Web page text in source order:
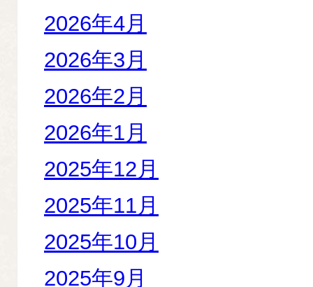
2026年4月
2026年3月
2026年2月
2026年1月
2025年12月
2025年11月
2025年10月
2025年9月